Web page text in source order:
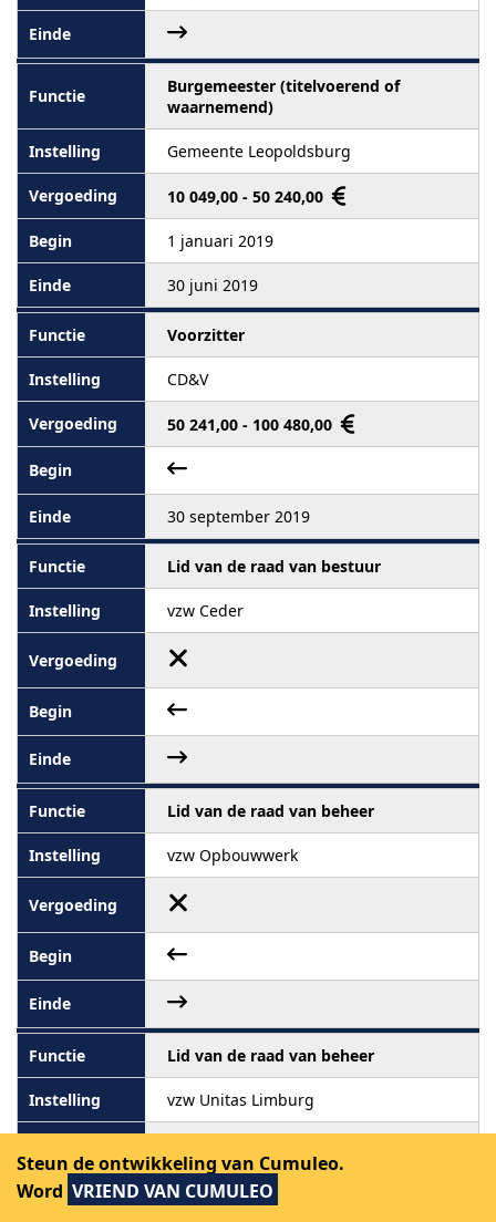
Burgemeester (titelvoerend of
waarnemend)
Gemeente Leopoldsburg
10 049,00 - 50 240,00
1 januari 2019
30 juni 2019
Voorzitter
CD&V
50 241,00 - 100 480,00
30 september 2019
Lid van de raad van bestuur
vzw Ceder
Lid van de raad van beheer
vzw Opbouwwerk
Lid van de raad van beheer
vzw Unitas Limburg
Steun de ontwikkeling van Cumuleo.
Word VRIEND VAN CUMULEO